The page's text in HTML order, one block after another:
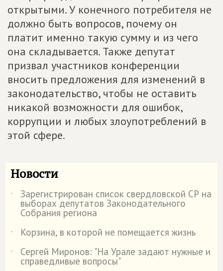
открытыми. У конечного потребителя не
должно быть вопросов, почему он
платит именно такую сумму и из чего
она складывается. Также депутат
призвал участников конференции
вносить предложения для изменений в
законодательство, чтобы не оставить
никакой возможности для ошибок,
коррупции и любых злоупотреблений в
этой сфере.
Новости
˙ Зарегистрирован список свердловской СР на
выборах депутатов Законодательного
Собрания региона
˙
Корзина, в которой не помещается жизнь
˙
Сергей Миронов: "На Урале задают нужные и
справедливые вопросы"